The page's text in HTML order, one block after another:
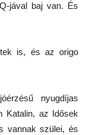
jával baj van. És
is, és az origo
nyugdíjas
Katalin, az Idősek
vannak szülei, és